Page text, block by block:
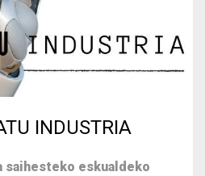
INDUSTRIA
saihesteko eskualdeko